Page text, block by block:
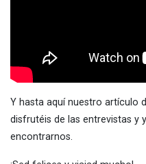
Y hasta aquí nuestro artículo
disfrutéis de las entrevistas y
encontrarnos.